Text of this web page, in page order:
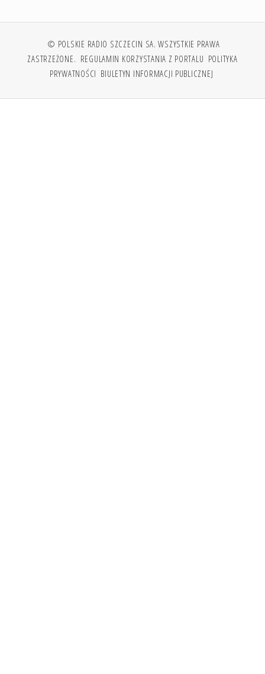
© POLSKIE RADIO SZCZECIN SA. WSZYSTKIE PRAWA
ZASTRZEŻONE. REGULAMIN KORZYSTANIA Z PORTALU POLITYKA
PRYWATNOŚCI BIULETYN INFORMACJI PUBLICZNEJ